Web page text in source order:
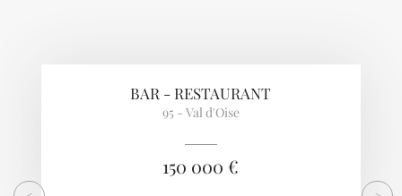
BAR - RESTAURANT
95 - Val d'Oise
150 000 €